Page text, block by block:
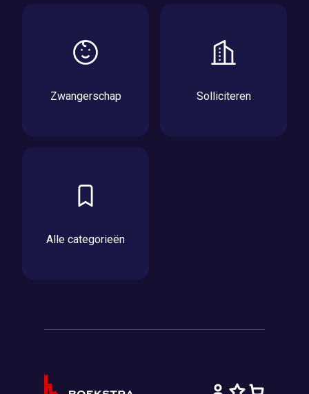
Zwangerschap Solliciteren
Alle categorieën